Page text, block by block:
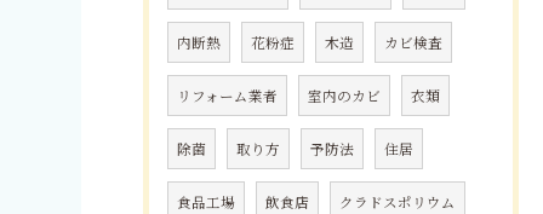
内断熱 花粉症 木造 カビ検査
リフォーム業者 室内のカビ 衣類
除菌 取り方 予防法 住居
食品工場 飲食店 クラドスポリウム